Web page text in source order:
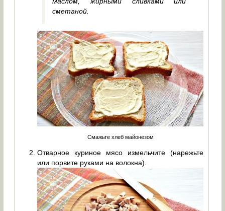
сметаной.
Смажьте хлеб майонезом
Отварное куриное мясо измельчите (нарежьте
или порвите руками на волокна).